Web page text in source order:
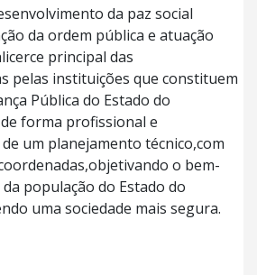
da paz social
da ordem pública e atuação
principal das
pelas instituições que constituem
Pública do Estado do
forma profissional e
um planejamento técnico,com
o bem-
população do Estado do
uma sociedade mais segura.